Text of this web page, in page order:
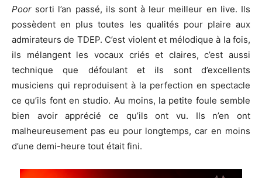
Poor sorti l’an passé, ils sont à leur meilleur en live. Ils
possèdent en plus toutes les qualités pour plaire aux
admirateurs de TDEP. C’est violent et mélodique à la fois,
ils mélangent les vocaux criés et claires, c’est aussi
technique que défoulant et ils sont d’excellents
musiciens qui reproduisent à la perfection en spectacle
ce qu’ils font en studio. Au moins, la petite foule semble
bien avoir apprécié ce qu’ils ont vu. Ils n’en ont
malheureusement pas eu pour longtemps, car en moins
d’une demi-heure tout était fini.